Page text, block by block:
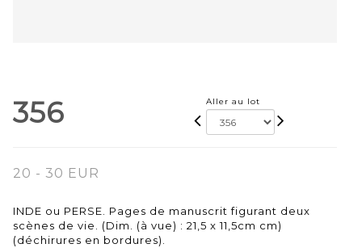
356 Aller au lot
20 - 30 EUR
INDE ou PERSE. Pages de manuscrit figurant deux
scènes de vie. (Dim. (à vue) : 21,5 x 11,5cm cm)
(déchirures en bordures).